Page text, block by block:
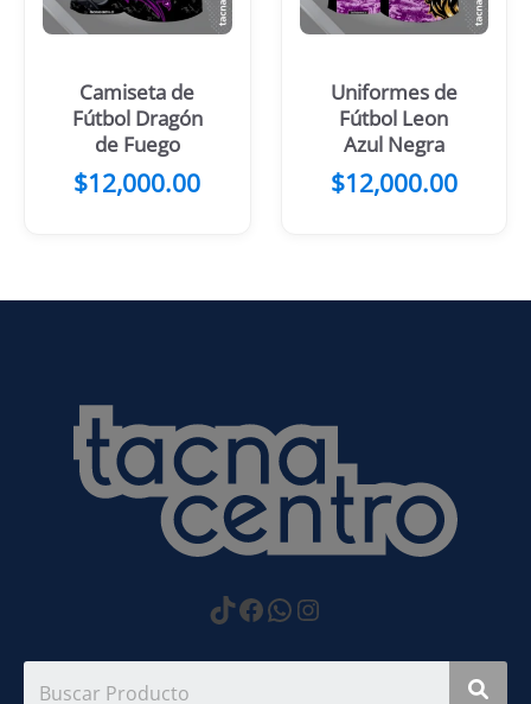
Camiseta de
Fútbol Dragón
de Fuego
$12,000.00
Uniformes de
Fútbol Leon
Azul Negra
$12,000.00
https://
Facebook
WhatsApp
Instagram